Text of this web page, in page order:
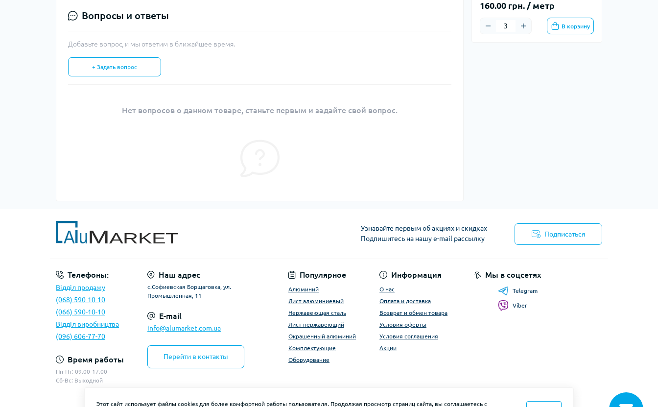
160.00 грн. / метр
В корзину
Вопросы и ответы
Добавьте вопрос, и мы ответим в ближайшее время.
+ Задать вопрос
Нет вопросов о данном товаре, станьте первым и задайте свой вопрос.
Узнавайте первым об акциях и скидках
Подпишитесь на нашу e-mail рассылку
Подписаться
Телефоны:
Відділ продажу
(068) 590-10-10
(066) 590-10-10
Відділ виробництва
(096) 606-77-70
Время работы
Пн-Пт: 09.00-17.00
Сб-Вс: Выходной
Наш адрес
с.Софиевская Борщаговка, ул.
Промышленная, 11
E-mail
info@alumarket.com.ua
Перейти в контакты
Популярное
Алюминий
Лист алюминиевый
Нержавеющая сталь
Лист нержавеющий
Окрашенный алюминий
Комплектующие
Оборудование
Информация
О нас
Оплата и доставка
Возврат и обмен товара
Условия оферты
Условия соглашения
Акции
Мы в соцсетях
Telegram
Viber
Этот сайт использует файлы cookies для более комфортной работы пользователя. Продолжая просмотр страниц сайта, вы соглашаетесь с